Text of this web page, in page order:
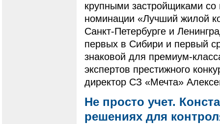
крупными застройщиками
номинации «Лучший жилой
Санкт-Петербурге и
первых в Сибири и первый
знаковой для премиум-
экспертов престижного
директор СЗ «Мечта»
Не просто учет.
решениях для